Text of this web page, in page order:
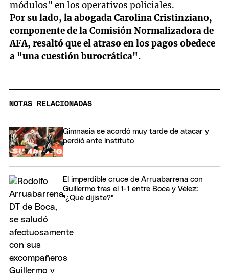
módulos" en los operativos policiales.
Por su lado, la abogada Carolina Cristinziano,
componente de la Comisión Normalizadora de
AFA, resaltó que el atraso en los pagos obedece
a "una cuestión burocrática".
NOTAS RELACIONADAS
Gimnasia se acordó muy tarde de atacar y
perdió ante Instituto
El imperdible cruce de Arruabarrena con
Guillermo tras el 1-1 entre Boca y Vélez:
"¿Qué dijiste?"